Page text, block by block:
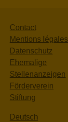
Contact
Mentions légales
Datenschutz
Ehemalige
Stellenanzeigen
Förderverein
Stiftung
Deutsch